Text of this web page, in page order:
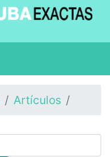
Artículos